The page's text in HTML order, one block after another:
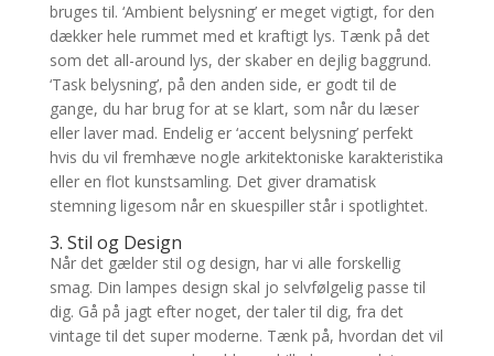
bruges til. ‘Ambient belysning’ er meget vigtigt, for den
dækker hele rummet med et kraftigt lys. Tænk på det
som det all-around lys, der skaber en dejlig baggrund.
‘Task belysning’, på den anden side, er godt til de
gange, du har brug for at se klart, som når du læser
eller laver mad. Endelig er ‘accent belysning’ perfekt
hvis du vil fremhæve nogle arkitektoniske karakteristika
eller en flot kunstsamling. Det giver dramatisk
stemning ligesom når en skuespiller står i spotlightet.
3. Stil og Design
Når det gælder stil og design, har vi alle forskellig
smag. Din lampes design skal jo selvfølgelig passe til
dig. Gå på jagt efter noget, der taler til dig, fra det
vintage til det super moderne. Tænk på, hvordan det vil